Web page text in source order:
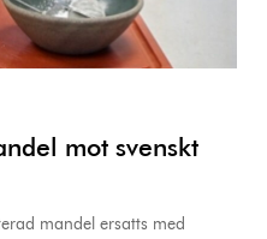
mot svenskt
mandel ersatts med